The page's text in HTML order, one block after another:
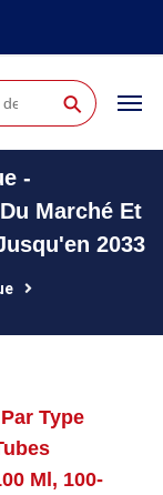
⚲
-
Marché Et
2033
Type
Ml, 100-